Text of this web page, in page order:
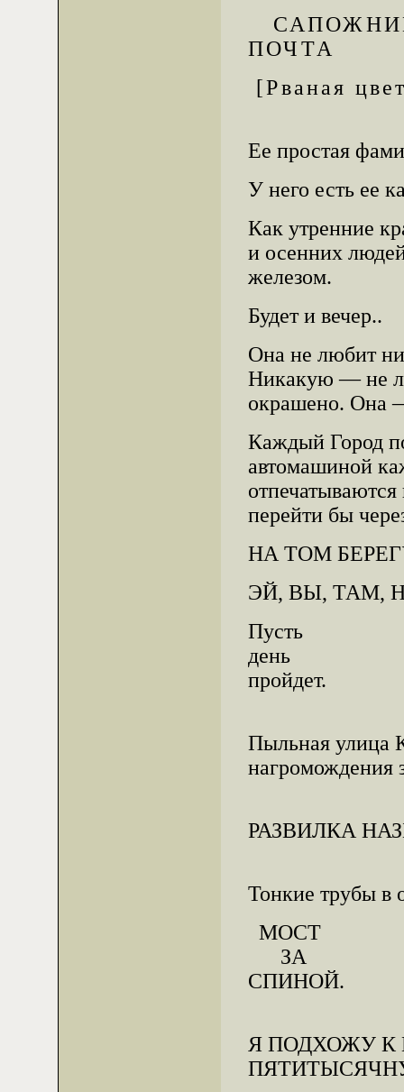
ПОЧТА
[Рваная
Ее простая
У него есть ее
Как утренние
и осенних
железом.
Будет и вечер..
Она не любит
Никакую — не
окрашено. Она
Каждый Город
автомашиной
перейти бы
НА ТОМ
ЭЙ, ВЫ, ТАМ,
Пусть
день
пройдет.
Пыльная улица
нагромождения
РАЗВИЛКА
Тонкие трубы в
МОСТ
ЗА
СПИНОЙ.
Я ПОДХОЖУ К